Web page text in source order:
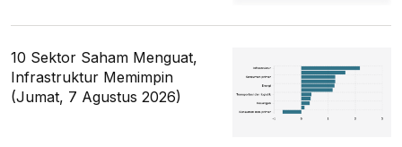
10 Sektor Saham Menguat,
Infrastruktur Memimpin
(Jumat, 7 Agustus 2026)